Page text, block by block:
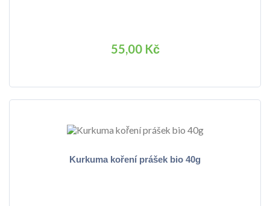
55,00 Kč
Kurkuma koření prášek bio 40g